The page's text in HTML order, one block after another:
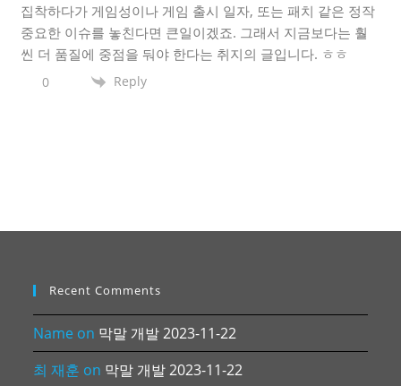
집착하다가 게임성이나 게임 출시 일자, 또는 패치 같은 정작
중요한 이슈를 놓친다면 큰일이겠죠. 그래서 지금보다는 훨
씬 더 품질에 중점을 둬야 한다는 취지의 글입니다. ㅎㅎ
0 Reply
Recent Comments
Name on 막말 개발 2023-11-22
최 재훈 on 막말 개발 2023-11-22